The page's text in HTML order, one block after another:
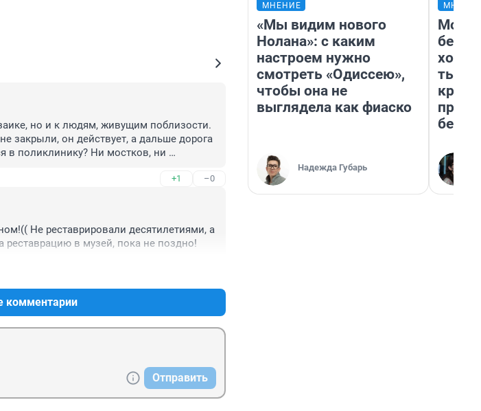
но и к людям, живущим поблизости.
закрыли, он действует, а дальше дорога
в поликлинику? Ни мостков, ни
раскуроченный бульвар и перекроем ВСЮ
+1 –0
Не реставрировали десятилетиями, а
реставрацию в музей, пока не поздно!
комментарии
Отправить
МНЕНИЕ
«Мы видим нового
Нолана»: с каким
настроем нужно
смотреть «Одиссею»,
чтобы она не
выглядела как фиаско
Надежда Губарь
Мой